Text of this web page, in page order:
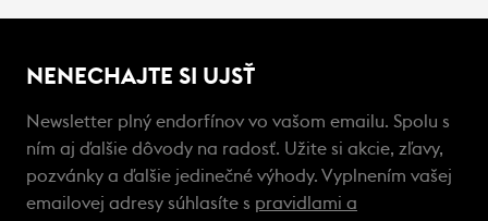
NENECHAJTE SI UJSŤ
Newsletter plný endorfínov vo vašom emailu. Spolu s
ním aj ďalšie dôvody na radosť. Užite si akcie, zľavy,
pozvánky a ďalšie jedinečné výhody. Vyplnením vašej
emailovej adresy súhlasíte s pravidlami a